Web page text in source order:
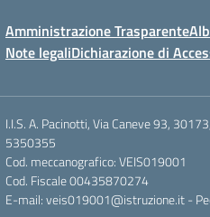
Amministrazione Trasparente
Note legaliDichiarazione di
I.I.S. A. Pacinotti, Via Caneve 93,
5350355
Cod. meccanografico: VEIS019001
Cod. Fiscale 00435870274
E-mail: veis019001@istruzione.it -